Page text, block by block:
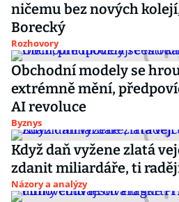
ničemu bez nových
Borecký
Rozhovory
Obchodní modely se
extrémně mění,
AI revoluce
Byznys
Když daň vyžene zlatá
zdanit miliardáře, ti
Názory a analýzy